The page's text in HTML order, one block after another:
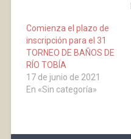
Comienza el plazo de
inscripción para el 31
TORNEO DE BAÑOS DE
RÍO TOBÍA
17 de junio de 2021
En «Sin categoría»